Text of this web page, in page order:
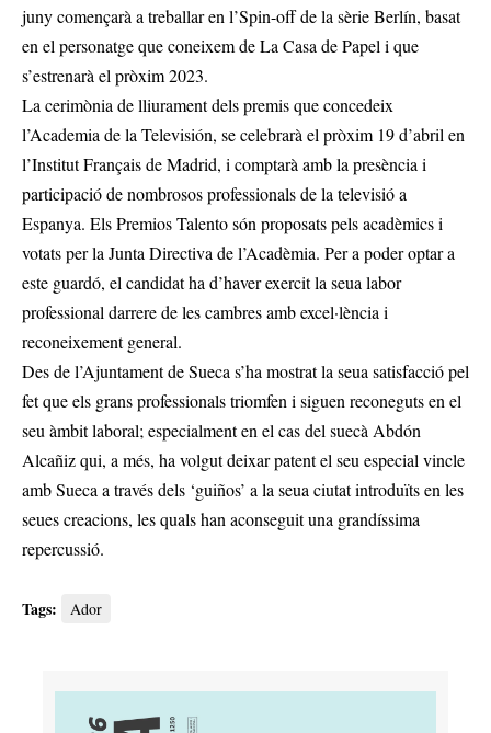
juny començarà a treballar en l’Spin-off de la sèrie Berlín, basat
en el personatge que coneixem de La Casa de Papel i que
s’estrenarà el pròxim 2023.
La cerimònia de lliurament dels premis que concedeix
l’Academia de la Televisión, se celebrarà el pròxim 19 d’abril en
l’Institut Français de Madrid, i comptarà amb la presència i
participació de nombrosos professionals de la televisió a
Espanya. Els Premios Talento són proposats pels acadèmics i
votats per la Junta Directiva de l’Acadèmia. Per a poder optar a
este guardó, el candidat ha d’haver exercit la seua labor
professional darrere de les cambres amb excel·lència i
reconeixement general.
Des de l’Ajuntament de Sueca s’ha mostrat la seua satisfacció pel
fet que els grans professionals triomfen i siguen reconeguts en el
seu àmbit laboral; especialment en el cas del suecà Abdón
Alcañiz qui, a més, ha volgut deixar patent el seu especial vincle
amb Sueca a través dels ‘guiños’ a la seua ciutat introduïts en les
seues creacions, les quals han aconseguit una grandíssima
repercussió.
Tags: Ador